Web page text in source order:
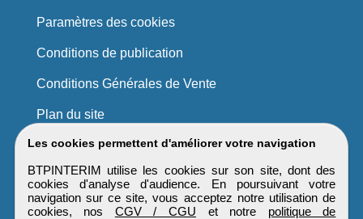
Les cookies permettent d'améliorer votre navigation
BTPINTERIM utilise les cookies sur son site, dont des
cookies d'analyse d'audience. En poursuivant votre
navigation sur ce site, vous acceptez notre utilisation de
cookies, nos CGV / CGU et notre politique de
Paramètres des cookies
Conditions de publication
Conditions Générales de Vente
Plan du site